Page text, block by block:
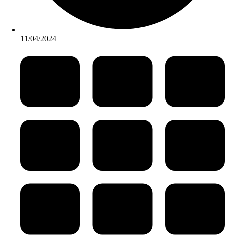
11/04/2024